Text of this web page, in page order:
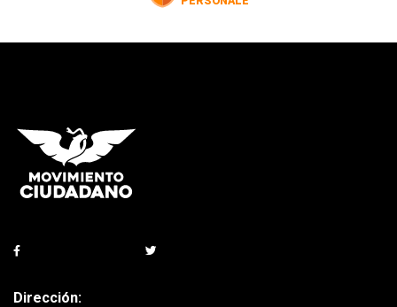
Dirección: